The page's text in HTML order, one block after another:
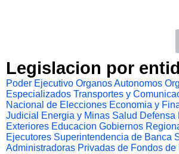
Legislacion por
Poder Ejecutivo Organos Autonomos
Especializados Transportes y
Nacional de Elecciones Economia y
Judicial
Energia y Minas Salud Defensa
Exteriores Educacion Gobiernos
Ejecutores Superintendencia de Banca
Administradoras Privadas de Fondos de